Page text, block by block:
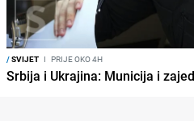
/SVIJET I PRIJE OKO 4H
Srbija i Ukrajina: Municija i